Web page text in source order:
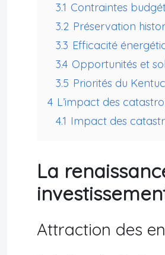
3.1 Contraintes
3.2 Préservation
3.3 Efficacité
3.4 Opportunités et
3.5 Priorités du
4 L’impact des
4.1 Impact des
La
Attraction des